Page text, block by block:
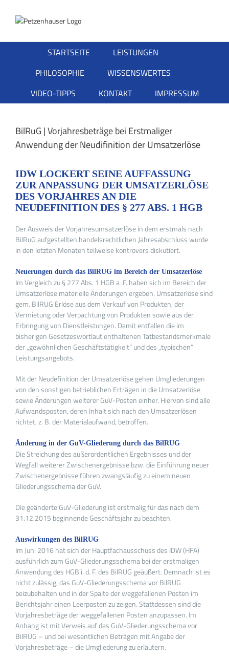
Inhalt
springen
STARTSEITE
LEISTUNGEN
PHILOSOPHIE
WISSENSWERTES
VIDEO-TIPPS
KONTAKT IMPRESSUM
BilRuG | Vorjahresbeträge bei Erstmaliger
Anwendung der Neudifinition der Umsatzerlöse
IDW LOCKERT SEINE AUFFASSUNG
ZUR ANPASSUNG DER UMSATZERLÖSE
DES VORJAHRES AN DIE
NEUDEFINITION DES § 277 ABS. 1 HGB
Der Ausweis der Vorjahresumsatzerlöse in dem erstmals nach
BilRuG aufgestellten handelsrechtlichen Jahresabschluss wurde
in den letzten Monaten teilweise kontrovers diskutiert.
Neuerungen durch das BilRUG im Bereich der Umsatzerlöse
Im Vergleich zu § 277 Abs. 1 HGB a .F. haben sich im Bereich der
Umsatzerlöse materielle Änderungen ergeben. Umsatzerlöse sind
gem. BilRUG Erlöse aus dem Verkauf von Produkten, der
Vermietung oder Verpachtung von Produkten sowie aus der
Erbringung von Dienstleistungen. Damit entfallen die im
bisherigen Gesetzeswortlaut enthaltenen Tatbestandsmerkmale
der „gewöhnlichen Geschäftstätigkeit“ und des „typischen“
Leistungsangebots.
Mit der Neudefinition der Umsatzerlöse gehen Umgliederungen
von den sonstigen betrieblichen Erträgen in die Umsatzerlöse
sowie Änderungen weiterer GuV-Posten einher. Hiervon sind alle
Aufwandsposten, deren Inhalt sich nach den Umsatzerlösen
richtet, z. B. der Materialaufwand, betroffen.
Änderung in der GuV-Gliederung durch das BilRUG
Die Streichung des außerordentlichen Ergebnisses und der
Wegfall weiterer Zwischenergebnisse bzw. die Einführung neuer
Zwischenergebnisse führen zwangsläufig zu einem neuen
Gliederungsschema der GuV.
Die geänderte GuV-Gliederung ist erstmalig für das nach dem
31.12.2015 beginnende Geschäftsjahr zu beachten.
Auswirkungen des BilRUG
Im Juni 2016 hat sich der Hauptfachausschuss des IDW (HFA)
ausführlich zum GuV-Gliederungsschema bei der erstmaligen
Anwendung des HGB i. d. F. des BilRUG geäußert. Demnach ist es
nicht zulässig, das GuV-Gliederungsschema vor BilRUG
beizubehalten und in der Spalte der weggefallenen Posten im
Berichtsjahr einen Leerposten zu zeigen. Stattdessen sind die
Vorjahresbeträge der weggefallenen Posten anzupassen. Im
Anhang ist mit Verweis auf das GuV-Gliederungsschema vor
BilRUG – und bei wesentlichen Beträgen mit Angabe der
Vorjahresbeträge – die Umgliederung zu erläutern.